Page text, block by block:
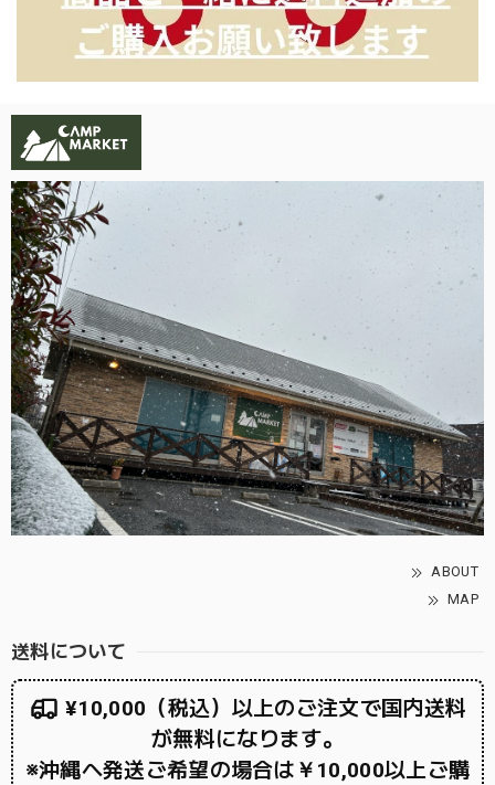
ABOUT
MAP
送料について
¥10,000（税込）以上のご注文で国内送料
が無料になります。
※沖縄へ発送ご希望の場合は￥10,000以上ご購